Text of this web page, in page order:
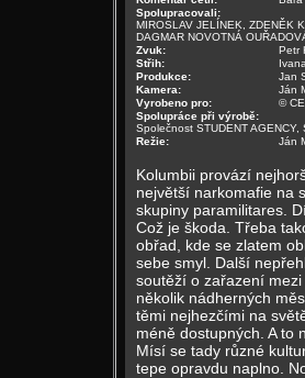
Spolupracovali:
MIROSLAV JELÍNEK, ZDENĚK
DAGMAR NOVOTNÁ
Zvuk:
Petr
Střih:
Produkce:
Jan
Kamera:
Ján
Vyrobeno pro:
©
Spolupráce při výrobě:
Společnost STUDENT
Režie:
Ján
Kolumbii provází
největší narkomafie na
skupiny paramilitares.
Což je škoda. Třeba
obřad, kde se zlatem
sebe smyl. Další
soutěží o zařazení
několik nádherných
těmi nejhezčími na
méně dostupných. A to
Mísí se tady různé
tepe opravdu naplno.